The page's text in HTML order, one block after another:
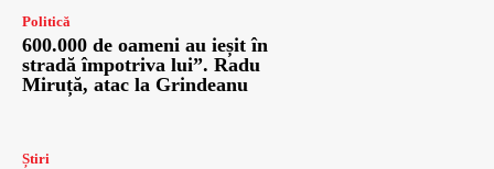
Politică
600.000 de oameni au ieșit în
stradă împotriva lui”. Radu
Miruță, atac la Grindeanu
Știri